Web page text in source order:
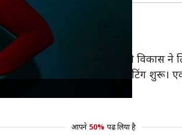
हैं, वहीं फिल्म की कहानी विकास
उत्साहित हूं। फिल्म की शूटिंग शुरू।
आपने 50% पढ़ लिया है